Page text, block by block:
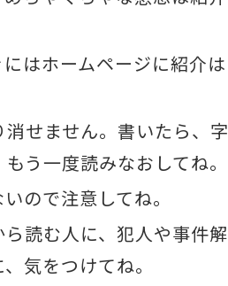
はホームページに紹介は
せません。書いたら、字
う一度読みなおしてね。
ので注意してね。
読む人に、犯人や事件解
気をつけてね。